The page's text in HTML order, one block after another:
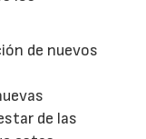
de nuevos
de las